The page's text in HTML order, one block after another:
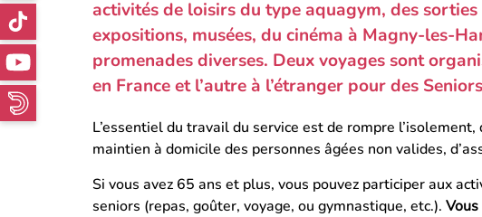
activités de loisirs du type aquagym, des sorties
expositions, musées, du cinéma à Magny-les-
promenades diverses. Deux voyages sont
en France et l’autre à l’étranger pour des
L’essentiel du travail du service est de rompre
maintien à domicile des personnes âgées non valides,
Si vous avez 65 ans et plus, vous pouvez participer aux
seniors (repas, goûter, voyage, ou gymnastique, etc.).